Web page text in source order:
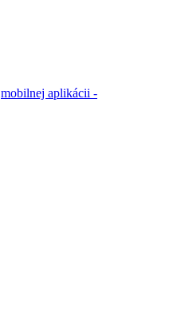
mobilnej aplikácii -